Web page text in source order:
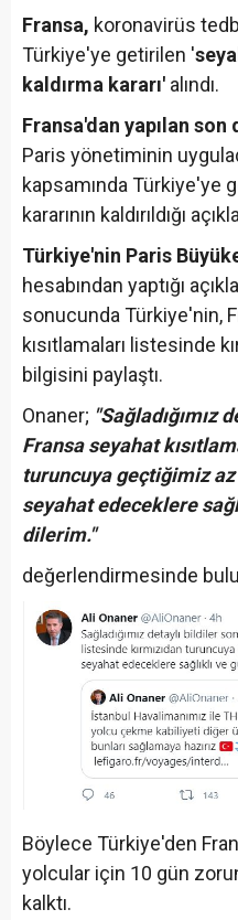
Fransa, koronavirüs
Türkiye'ye getirilen '
kaldırma kararı' alındı.
Fransa'dan yapılan
Paris yönetiminin
kapsamında Türkiye'ye
kararının kaldırıldığı
Türkiye'nin Paris
hesabından yaptığı
sonucunda Türkiye'nin,
kısıtlamaları listesinde
bilgisini paylaştı.
Onaner; "Sağladığımız
Fransa seyahat
turuncuya geçtiğimiz az
seyahat edeceklere
dilerim."
değerlendirmesinde
Böylece Türkiye'den
yolcular için 10 gün
kalktı.